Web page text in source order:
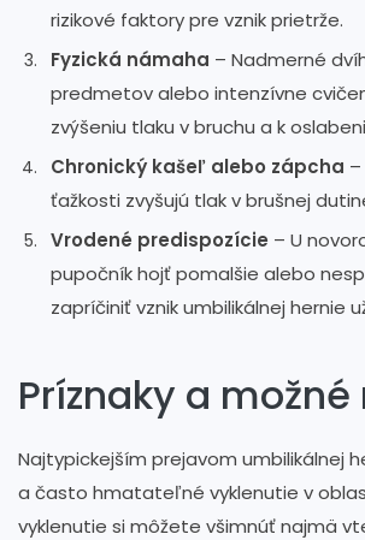
rizikové faktory pre vznik prietrže.
Fyzická námaha – Nadmerné
predmetov alebo intenzívne
zvýšeniu tlaku v bruchu a k
Chronický kašeľ alebo zápcha
ťažkosti zvyšujú tlak v brušnej
Vrodené predispozície – U
pupočník hojť pomalšie alebo
zapríčiniť vznik umbilikálnej hernie
Príznaky a možné
Najtypickejším prejavom umbilikálnej
a často hmatateľné vyklenutie v
vyklenutie si môžete všimnúť najmä